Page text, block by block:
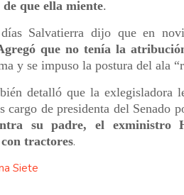
que ella miente.
Salvatierra dijo que en
que no tenía la
y se impuso la postura del ala
detalló que la exlegisladora
cargo de presidenta del Senado
su padre, el exministro
tractores.
Siete